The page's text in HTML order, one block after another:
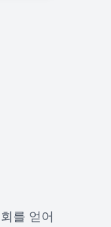
를 얻어